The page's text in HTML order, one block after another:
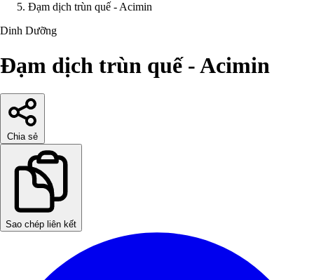
Đạm dịch trùn quế - Acimin
Dinh Dưỡng
Đạm dịch trùn quế - Acimin
Chia sẻ
Sao chép liên kết